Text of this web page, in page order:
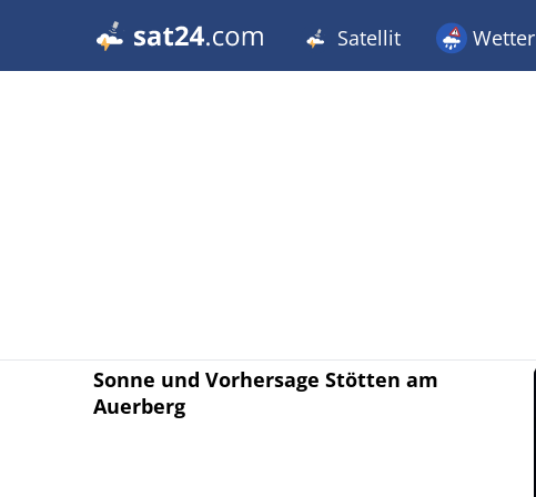
Satellit Wetter
Sonne und Vorhersage Stötten am
Auerberg